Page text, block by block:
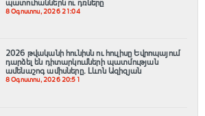
պատուհաններն ու դռները
8 Օգոստոս, 2026 21:04
2026 թվականի հունիսն ու հուլիսը Եվրոպայում
դարձել են դիտարկումների պատմության
ամենաշոգ ամիսները․ Լևոն Ազիզյան
8 Օգոստոս, 2026 20:51